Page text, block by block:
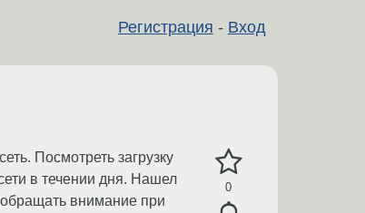
Регистрация - Вход
0
Посмотреть загрузку
в течении дня. Нашел
внимание при